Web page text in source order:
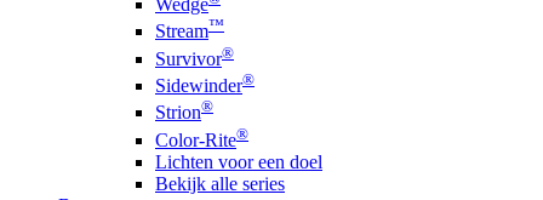
Wedge
Stream™
Survivor®
Sidewinder®
Strion®
Color-Rite®
Lichten voor een doel
Bekijk alle series